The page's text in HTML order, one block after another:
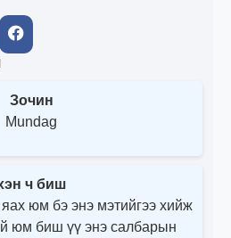
Зочин
Mundag
ч биш
юм бэ энэ мэтийгээ хийж
юм биш үү энэ салбарын